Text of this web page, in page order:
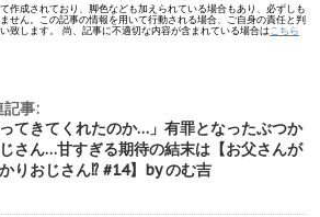
作成されており、脚色なども加えられている場合もあり、必ずしも
せん。この記事の情報を用いて行動される場合、ご自身の責任と判
致します。 尚、記事に不適切な内容が含まれている場合は こちら
記事:
ってきてくれたのか…」有罪となったぶつか
さん…甘すぎる期待の結末は【お父さんが
りおじさん⁉︎ #14】by のむ吉